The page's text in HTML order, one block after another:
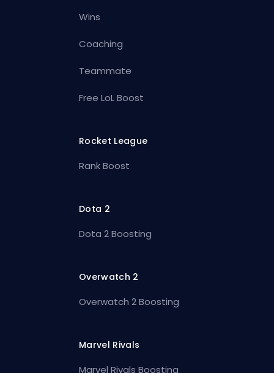
Wins
Coaching
Teammate
Free LoL Boost
Rocket League
Rank Boost
Dota 2
Dota 2 Boosting
Overwatch 2
Overwatch 2 Boosting
Marvel Rivals
Marvel Rivals Boosting